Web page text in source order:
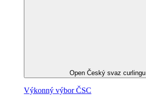
Open Český svaz curlingu
Výkonný výbor ČSC